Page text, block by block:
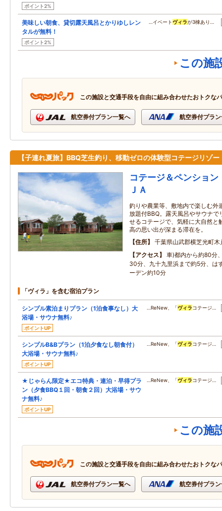
ポイント2%
美味しい朝食、貸切露天風呂とかりゆしレン
タルが無料！
ポイント2%
…イベート ヴィラが3棟あり…
この施
この施設と交通手段を自由に組み合わせたおトクな
航空券付プラン一覧へ 航空券付プラ
【子連れ夏旅】BBQ芝生釣り、移動ゼロの体験型コテージリゾー
コテージ＆ペンション
ＪＡ
釣りや農業等、敷地内で楽しむ外
放題付BBQ。露天風呂やサウナで
せるコテージで、気軽に大自然と
高の思い出が深まる滞在を。
住所
千葉県山武郡横芝光町
アクセス
車)都内から約80分
30分、九十九里浜まで約5分、は
ーデン約10分
「ヴィラ」を含む宿泊プラン
シンプル素泊まりプラン（1泊食事なし）大
浴場・サウナ無料♪
ポイントUP
…ReNew、「ヴィラコテージ…
シンプルB&Bプラン（1泊夕食なし朝食付）
大浴場・サウナ無料♪
ポイントUP
…ReNew、「ヴィラコテージ…
★じゃらん限定★エコ特典・連泊・早得プラ
ン（夕食BBQ１回・朝食２回）大浴場・サウ
ナ無料♪
ポイントUP
…ReNew、「ヴィラコテージ…
この施
この施設と交通手段を自由に組み合わせたおトクな
航空券付プラン一覧へ 航空券付プラ